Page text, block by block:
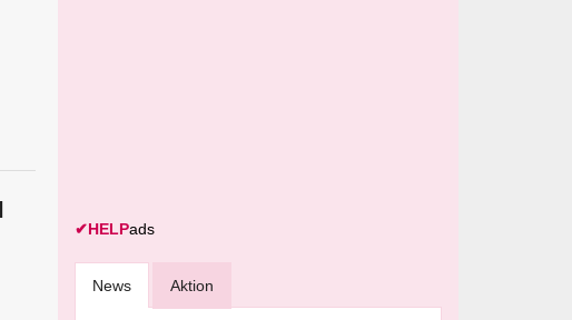
✔HELPads
News Aktion